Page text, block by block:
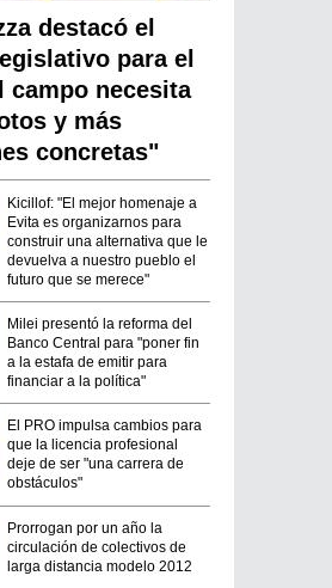
destacó el
para el
campo necesita
y más
concretas"
Kicillof: "El mejor homenaje a
Evita es organizarnos para
construir una alternativa que le
devuelva a nuestro pueblo el
futuro que se merece"
Milei presentó la reforma del
Banco Central para "poner fin
a la estafa de emitir para
financiar a la política"
El PRO impulsa cambios para
que la licencia profesional
deje de ser "una carrera de
obstáculos"
Prorrogan por un año la
circulación de colectivos de
larga distancia modelo 2012